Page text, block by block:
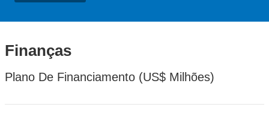
Finanças
Plano De Financiamento (US$ Milhões)